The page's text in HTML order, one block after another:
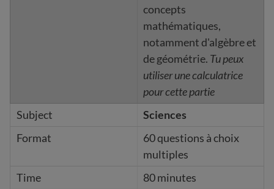
concepts
mathématiques,
notamment d'algèbre et
de géométrie. Tu peux
utiliser une calculatrice
pour cette partie
Sciences
60 questions à choix
multiples
80 minutes